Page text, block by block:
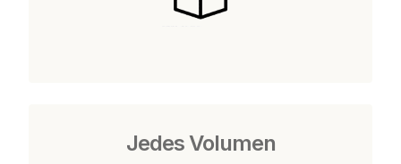
Jedes Volumen